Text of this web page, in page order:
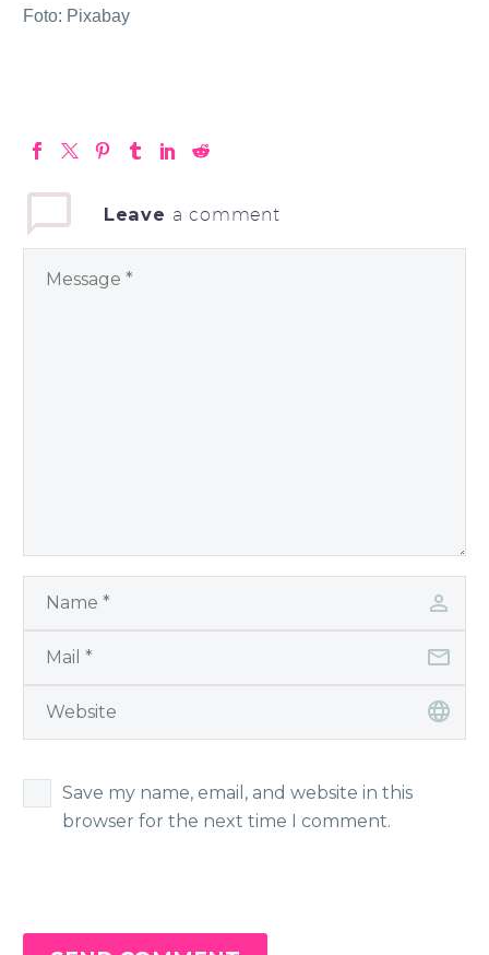
Foto: Pixabay
Leave a comment
Save my name, email, and website in this
browser for the next time I comment.